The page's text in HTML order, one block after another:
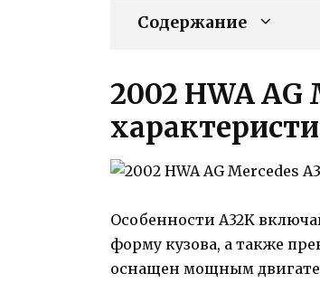
Содержание
2002 HWA AG
Особенности A32K
форму кузова, а также
оснащен мощным